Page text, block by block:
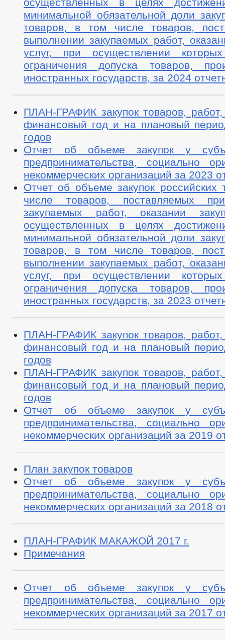
осуществленных в целях
минимальной обязательной доли
товаров, в том числе товаров,
выполнении закупаемых работ,
услуг, при осуществлении
ограничения допуска товаров,
иностранных государств, за 2024
ПЛАН-ГРАФИК закупок товаров,
финансовый год и на плановый
годов
Отчет об объеме закупок у
предпринимательства, социально
некоммерческих организаций за 2023
Отчет об объеме закупок российских
числе товаров, поставляемых
закупаемых работ, оказании
осуществленных в целях
минимальной обязательной доли
товаров, в том числе товаров,
выполнении закупаемых работ,
услуг, при осуществлении
ограничения допуска товаров,
иностранных государств, за 2023
ПЛАН-ГРАФИК закупок товаров,
финансовый год и на плановый
годов
ПЛАН-ГРАФИК закупок товаров,
финансовый год и на плановый
годов
Отчет об объеме закупок у
предпринимательства, социально
некоммерческих организаций за 2019
План закупок товаров
Отчет об объеме закупок у
предпринимательства, социально
некоммерческих организаций за 2018
ПЛАН-ГРАФИК МАКАЖОЙ 2017 г.
Примечания
Отчет об объеме закупок у
предпринимательства, социально
некоммерческих организаций за 2017